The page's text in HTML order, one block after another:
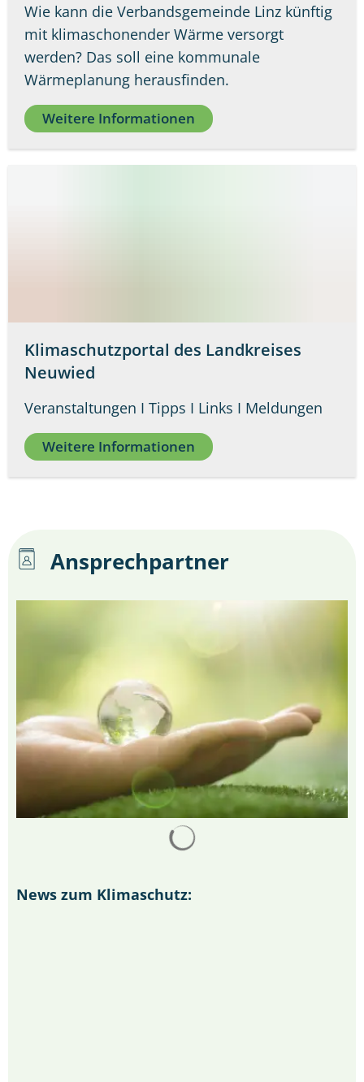
Wie kann die Verbandsgemeinde Linz künftig
mit klimaschonender Wärme versorgt
werden? Das soll eine kommunale
Wärmeplanung herausfinden.
Weitere Informationen
Klimaschutzportal des Landkreises
Neuwied
Veranstaltungen I Tipps I Links I Meldungen
Weitere Informationen
Ansprechpartner
News zum Klimaschutz: